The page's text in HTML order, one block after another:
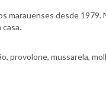
marauenses desde
casa.
provolone, mussarela,